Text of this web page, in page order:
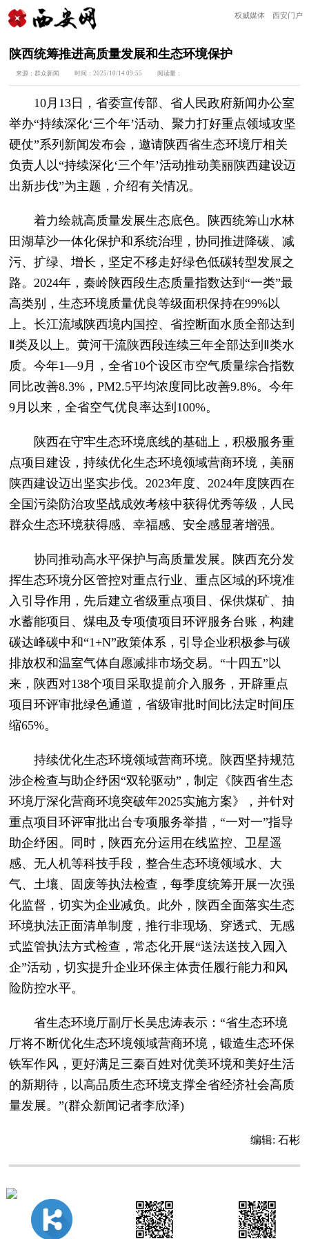
权威媒体 西安门户
陕西统筹推进高质量发展和生态环境保护
来源：群众新闻 时间：2025/10/14 09:55 阅读量：
10月13日，省委宣传部、省人民政府新闻办公室
举办“持续深化‘三个年’活动、聚力打好重点领域攻坚
硬仗”系列新闻发布会，邀请陕西省生态环境厅相关
负责人以“持续深化‘三个年’活动推动美丽陕西建设迈
出新步伐”为主题，介绍有关情况。
着力绘就高质量发展生态底色。陕西统筹山水林
田湖草沙一体化保护和系统治理，协同推进降碳、减
污、扩绿、增长，坚定不移走好绿色低碳转型发展之
路。2024年，秦岭陕西段生态质量指数达到“一类”最
高类别，生态环境质量优良等级面积保持在99%以
上。长江流域陕西境内国控、省控断面水质全部达到
Ⅱ类及以上。黄河干流陕西段连续三年全部达到Ⅱ类水
质。今年1—9月，全省10个设区市空气质量综合指数
同比改善8.3%，PM2.5平均浓度同比改善9.8%。今年
9月以来，全省空气优良率达到100%。
陕西在守牢生态环境底线的基础上，积极服务重
点项目建设，持续优化生态环境领域营商环境，美丽
陕西建设迈出坚实步伐。2023年度、2024年度陕西在
全国污染防治攻坚战成效考核中获得优秀等级，人民
群众生态环境获得感、幸福感、安全感显著增强。
协同推动高水平保护与高质量发展。陕西充分发
挥生态环境分区管控对重点行业、重点区域的环境准
入引导作用，先后建立省级重点项目、保供煤矿、抽
水蓄能项目、煤电及专项债项目环评服务台账，构建
碳达峰碳中和“1+N”政策体系，引导企业积极参与碳
排放权和温室气体自愿减排市场交易。“十四五”以
来，陕西对138个项目采取提前介入服务，开辟重点
项目环评审批绿色通道，省级审批时间比法定时间压
缩65%。
持续优化生态环境领域营商环境。陕西坚持规范
涉企检查与助企纾困“双轮驱动”，制定《陕西省生态
环境厅深化营商环境突破年2025实施方案》，并针对
重点项目环评审批出台专项服务举措，“一对一”指导
助企纾困。同时，陕西充分运用在线监控、卫星遥
感、无人机等科技手段，整合生态环境领域水、大
气、土壤、固废等执法检查，每季度统筹开展一次强
化监督，切实为企业减负。此外，陕西全面落实生态
环境执法正面清单制度，推行非现场、穿透式、无感
式监管执法方式检查，常态化开展“送法送技入园入
企”活动，切实提升企业环保主体责任履行能力和风
险防控水平。
省生态环境厅副厅长吴忠涛表示：“省生态环境
厅将不断优化生态环境领域营商环境，锻造生态环保
铁军作风，更好满足三秦百姓对优美环境和美好生活
的新期待，以高品质生态环境支撑全省经济社会高质
量发展。”(群众新闻记者李欣泽)
编辑: 石彬